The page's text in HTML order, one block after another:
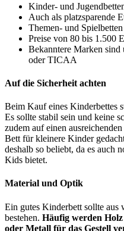
Kinder- und
Auch als platzsparende
Themen- und
Preise von 80 bis 1.500
Bekanntere Marken
oder TICAA
Auf die Sicherheit achten
Beim Kauf eines Kinderbettes
Es sollte stabil sein und keine
zudem auf einen ausreichenden
Bett für kleinere Kinder
deshalb so beliebt, da es auch
Kids bietet.
Material und Optik
Ein gutes Kinderbett sollte aus
bestehen. Häufig werden
oder Metall für das Gestell